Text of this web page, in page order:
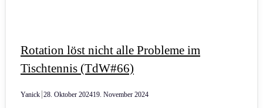
Rotation löst nicht alle Probleme im
Tischtennis (TdW#66)
Yanick 28. Oktober 202419. November 2024